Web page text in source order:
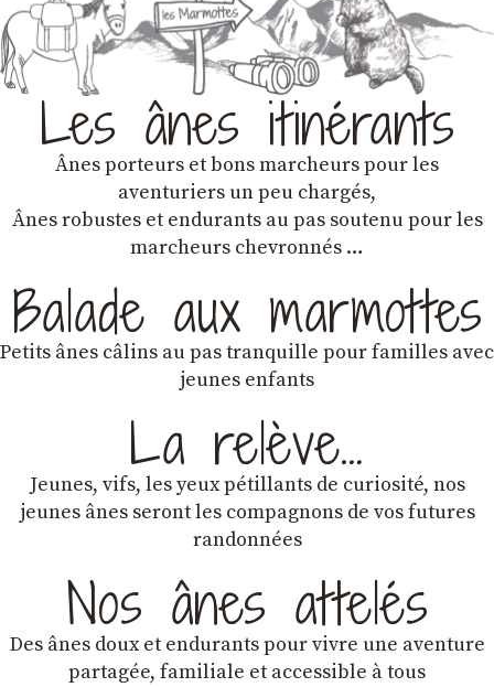
Les ânes itinérants
Ânes porteurs et bons marcheurs pour les
aventuriers un peu chargés,
Ânes robustes et endurants au pas soutenu pour les
marcheurs chevronnés …
Balade aux marmottes
Petits ânes câlins au pas tranquille pour familles avec
jeunes enfants
La relève…
Jeunes, vifs, les yeux pétillants de curiosité, nos
jeunes ânes seront les compagnons de vos futures
randonnées
Nos ânes attelés
Des ânes doux et endurantspour vivre une aventure
partagée, familiale et accessible à tous